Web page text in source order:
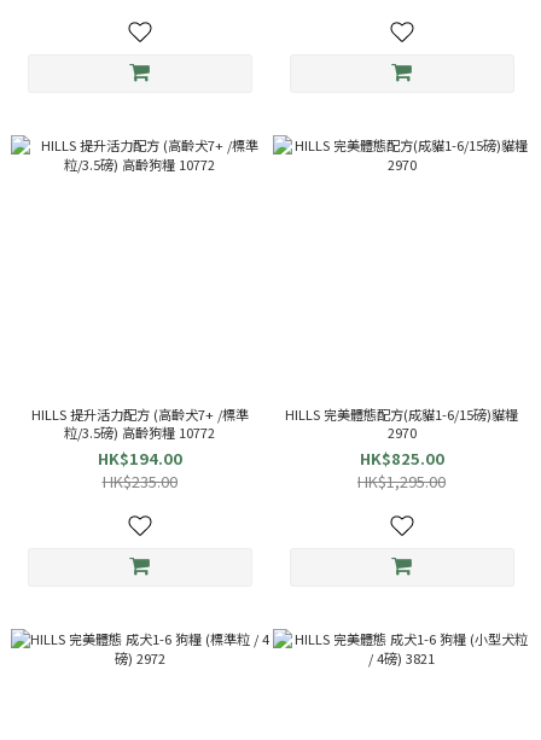
HILLS 提升活力配方 (高齡犬7+ /標準
粒/3.5磅) 高齡狗糧 10772
HK$194.00
HK$235.00
HILLS 完美體態配方(成貓1-6/15磅)貓糧
2970
HK$825.00
HK$1,295.00